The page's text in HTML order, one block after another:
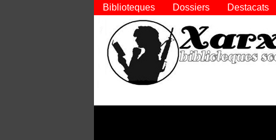
Biblioteques Dossiers Destacats